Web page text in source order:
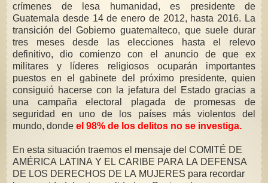
crímenes de lesa humanidad, es presidente de
Guatemala desde 14 de enero de 2012, hasta 2016. La
transición del Gobierno guatemalteco, que suele durar
tres meses desde las elecciones hasta el relevo
definitivo, dio comienzo con el anuncio de que ex
militares y líderes religiosos ocuparán importantes
puestos en el gabinete del próximo presidente, quien
consiguió hacerse con la jefatura del Estado gracias a
una campaña electoral plagada de promesas de
seguridad en uno de los países más violentos del
mundo, donde el 98% de los delitos no se investiga.
En esta situación traemos el mensaje del COMITÉ DE
AMÉRICA LATINA Y EL CARIBE PARA LA DEFENSA
DE LOS DERECHOS DE LA MUJERES para recordar